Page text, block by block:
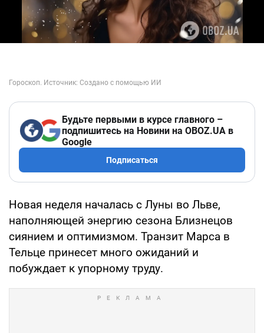
Будьте первыми в курсе главного –
подпишитесь на Новини на OBOZ.UA в
Google
Подписаться
Новая неделя началась с Луны во Льве,
наполняющей энергию сезона Близнецов
сиянием и оптимизмом. Транзит Марса в
Тельце принесет много ожиданий и
побуждает к упорному труду.